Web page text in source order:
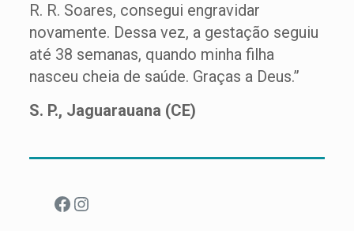
R. R. Soares, consegui engravidar
novamente. Dessa vez, a gestação seguiu
até 38 semanas, quando minha filha
nasceu cheia de saúde. Graças a Deus.”
S. P., Jaguarauana (CE)
Facebook
Instagram